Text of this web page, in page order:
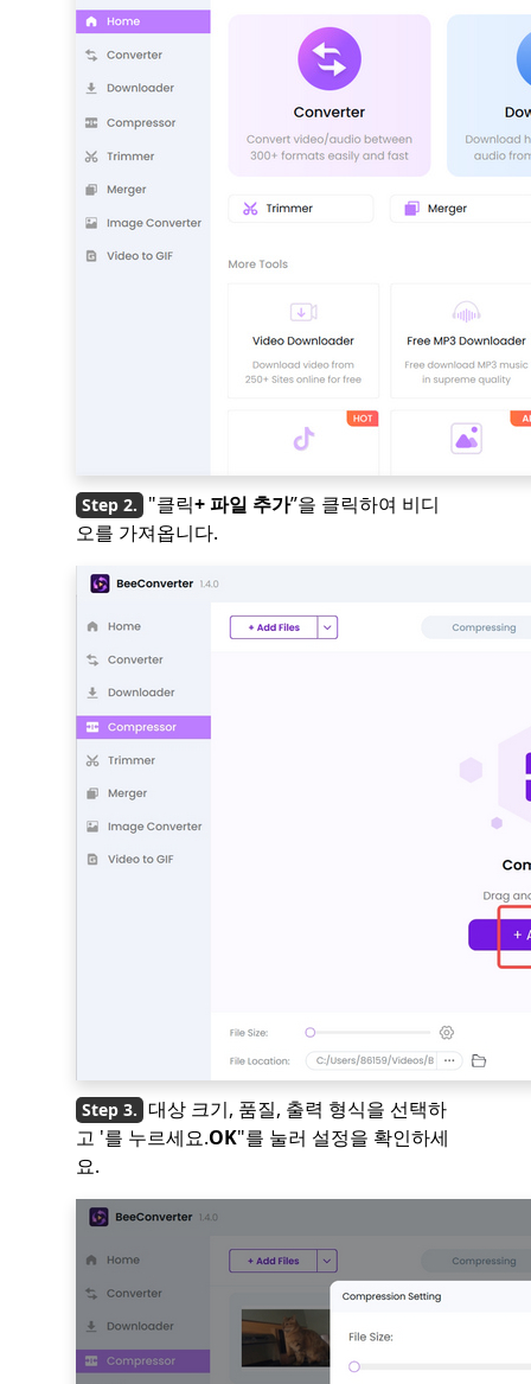
"클릭+ 파일 추가”을 클릭하여 비디
오를 가져옵니다.
대상 크기, 품질, 출력 형식을 선택하
고 '를 누르세요.OK"를 눌러 설정을 확인하세
요.